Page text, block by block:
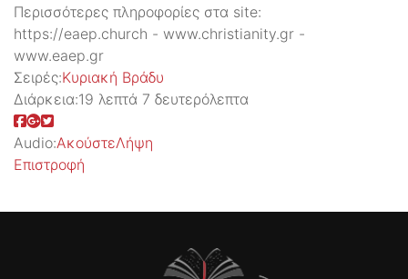
Περισσότερες πληροφορίες στα site:
https://eaep.church - www.christianity.gr -
www.eaep.gr
Σειρές:Kυριακή Βράδυ
Διάρκεια:19 λεπτά 7 δευτερόλεπτα
Audio:ΑκούστεΛήψη
Επιστροφή